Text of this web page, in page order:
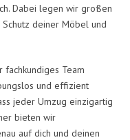
Dabei legen wir großen
deiner Möbel und
fachkundiges Team
und effizient
jeder Umzug einzigartig
bieten wir
auf dich und deinen